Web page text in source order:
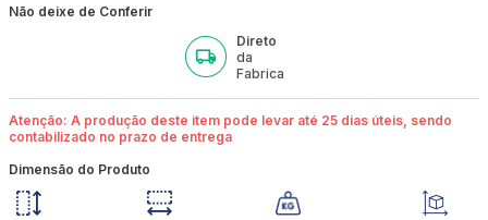
Não deixe de Conferir
Direto
da
Fabrica
Atenção: A produção deste item pode levar até 25 dias úteis, sendo
contabilizado no prazo de entrega
Dimensão do Produto